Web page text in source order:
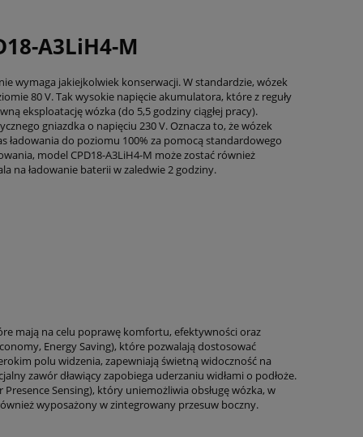
A3LiH4-M
wymaga jakiejkolwiek konserwacji. W standardzie, wózek
80 V. Tak wysokie napięcie akumulatora, które z reguły
eksploatację wózka (do 5,5 godziny ciągłej pracy).
gniazdka o napięciu 230 V. Oznacza to, że wózek
ładowania do poziomu 100% za pomocą standardowego
model CPD18-A3LiH4-M może zostać również
na ładowanie baterii w zaledwie 2 godziny.
mają na celu poprawę komfortu, efektywności oraz
Energy Saving), które pozwalają dostosować
polu widzenia, zapewniają świetną widoczność na
zawór dławiący zapobiega uderzaniu widłami o podłoże.
Sensing), który uniemożliwia obsługę wózka, w
wyposażony w zintegrowany przesuw boczny.